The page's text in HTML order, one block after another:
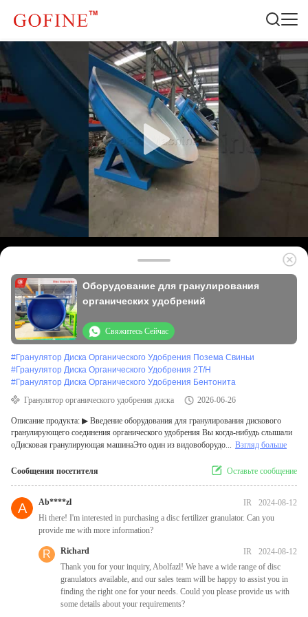
Оборудование для гранулирования
органических удобрений
Свяжитесь Сейчас
#Гранулятор Диска Органического Удобрения Позема Свиньи
#Гранулятор Диска Органического Удобрения 2T/H
#Гранулятор Диска Органического Удобрения Бентонита
Гранулятор органического удобрения диска
2026-06-26
Описание продукта: ▶ Введение оборудования для гранулирования дискового
гранулирующего соединения органического удобрения Вы когда-нибудь слышали
оДисковая гранулирующая машинаЭто один из видовоборудо... Взгляд больше
Сообщения посетителя Оставьте сообщение
A Ab****zl IR
2024-08-12
Hi there! I'm interested in purchasing a disc fertilizer granulator. Can you
provide me with more information?
R Richard IR
2024-08-12
Thank you for your inquiry, Abolfazl! We have a wide range of disc
granulators available, and our sales team will be happy to assist you in
finding the right one for your needs. Could you please provide us with
some details about your requirements?